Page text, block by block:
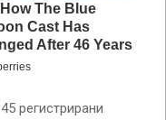
регистрирани